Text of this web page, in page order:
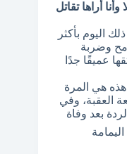
أراها تقاتل
اليوم بأكثر
وضربة
عميقًا جدًا
هي المرة
العقبة، وفي
بعد وفاة